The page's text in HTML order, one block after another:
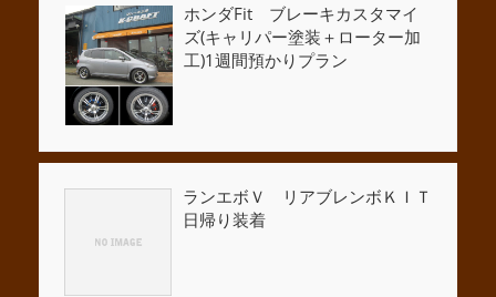
ホンダFit ブレーキカスタマイ
ズ(キャリパー塗装＋ローター加
工)1週間預かりプラン
ランエボＶ リアブレンボＫＩＴ
日帰り装着